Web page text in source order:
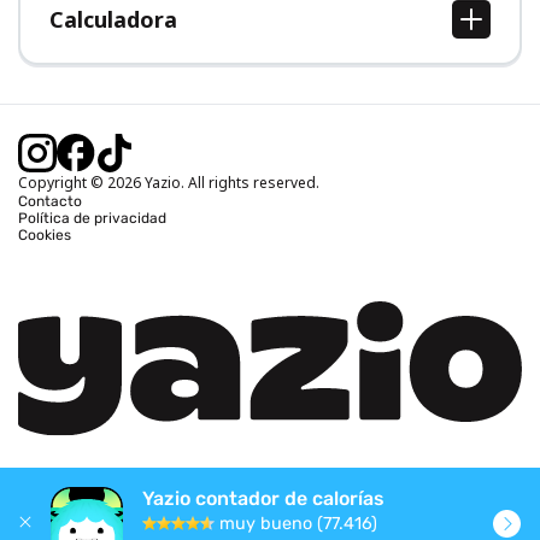
Calculadora
Calcular IMC
Calcular peso ideal
Calcular calorías quemadas
Copyright © 2026 Yazio. All rights reserved.
Contacto
Política de privacidad
Cookies
Yazio contador de calorías
muy bueno (77.416)